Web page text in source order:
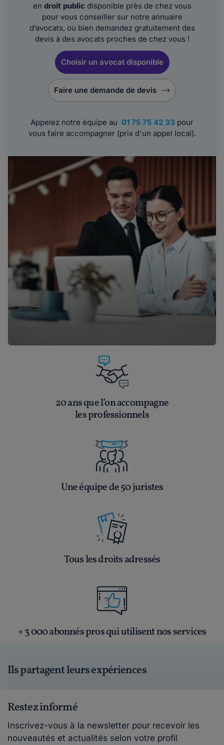
en droit public disponible près de chez vous
pour vous conseiller sur notre annuaire
d’avocats, ou bien demandez gratuitement des
devis à des avocats proches de chez vous !
Choisir un avocat disponible
Faire une demande de devis
Appelez notre équipe au 01 75 75 42 33 pour
vous faire accompagner (prix d'un appel local).
20 ans que l’on accompagne
les professionnels
Une équipe de 50 juristes
Tous les droits adressés
+ 3 000 abonnés pros qui utilisent nos services
Ils partagent leurs expériences
Restez informé
Inscrivez-vous à la newsletter pour recevoir les
nouveautés et actualités selon votre profil